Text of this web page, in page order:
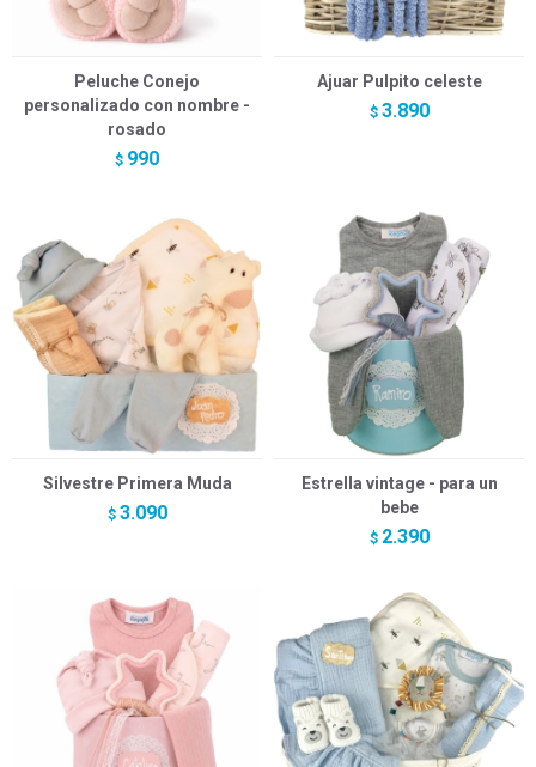
Peluche Conejo
personalizado con nombre -
rosado
$ 990
Ajuar Pulpito celeste
$ 3.890
Silvestre Primera Muda
$ 3.090
Estrella vintage - para un
bebe
$ 2.390